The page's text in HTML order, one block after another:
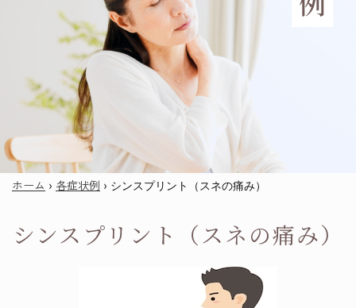
ホーム › 各症状例 › シンスプリント（スネの痛み）
シンスプリント（スネの痛み）